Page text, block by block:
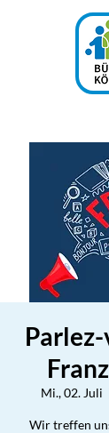
Mi., 02. Juli
Wir treffen